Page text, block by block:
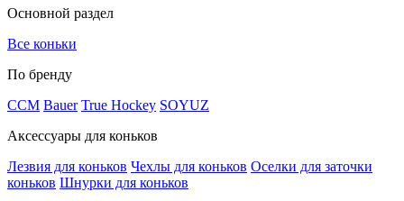
Основной раздел
Все коньки
По бренду
ССМ Bauer True Hockey SOYUZ
Аксессуары для коньков
Лезвия для коньков Чехлы для коньков Оселки для заточки
коньков Шнурки для коньков